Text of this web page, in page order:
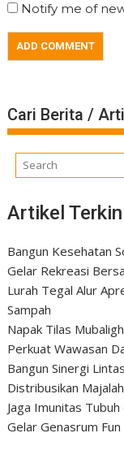
Notify me of
Cari Berita /
Artikel
Bangun Kesehatan
Gelar Rekreasi
Lurah Tegal Alur
Sampah
Napak Tilas
Perkuat Wawasan
Bangun Sinergi
Distribusikan
Jaga Imunitas
Gelar Genasrum Fun